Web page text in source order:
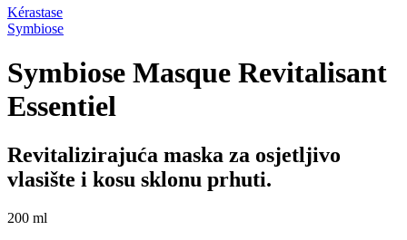
Kérastase
Symbiose
Symbiose Masque Revitalisant
Essentiel
Revitalizirajuća maska za osjetljivo
vlasište i kosu sklonu prhuti.
200 ml